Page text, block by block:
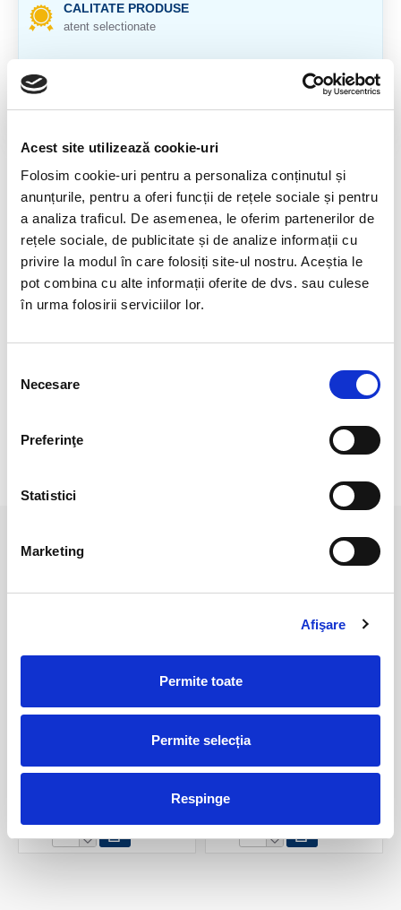
Acest site utilizează cookie-uri
Folosim cookie-uri pentru a personaliza conținutul și
anunțurile, pentru a oferi funcții de rețele sociale și pentru
a analiza traficul. De asemenea, le oferim partenerilor de
rețele sociale, de publicitate și de analize informații cu
privire la modul în care folosiți site-ul nostru. Aceștia le
pot combina cu alte informații oferite de dvs. sau culese
în urma folosirii serviciilor lor.
consimțământului
Necesare
Preferinţe
Statistici
Marketing
Afişare
Permite toate
Permite selecția
Respinge
CALITATE PRODUSE
atent selectionate
RETURNARE PRODUSE
DESCRIERE PRODUS
Origine: Congo
Cristal natural 100%
Culoarea poate diferi usor, in functie de rezolutia
PRODUSE ASEMANATOARE
Malachit fibros
Malachit fibros